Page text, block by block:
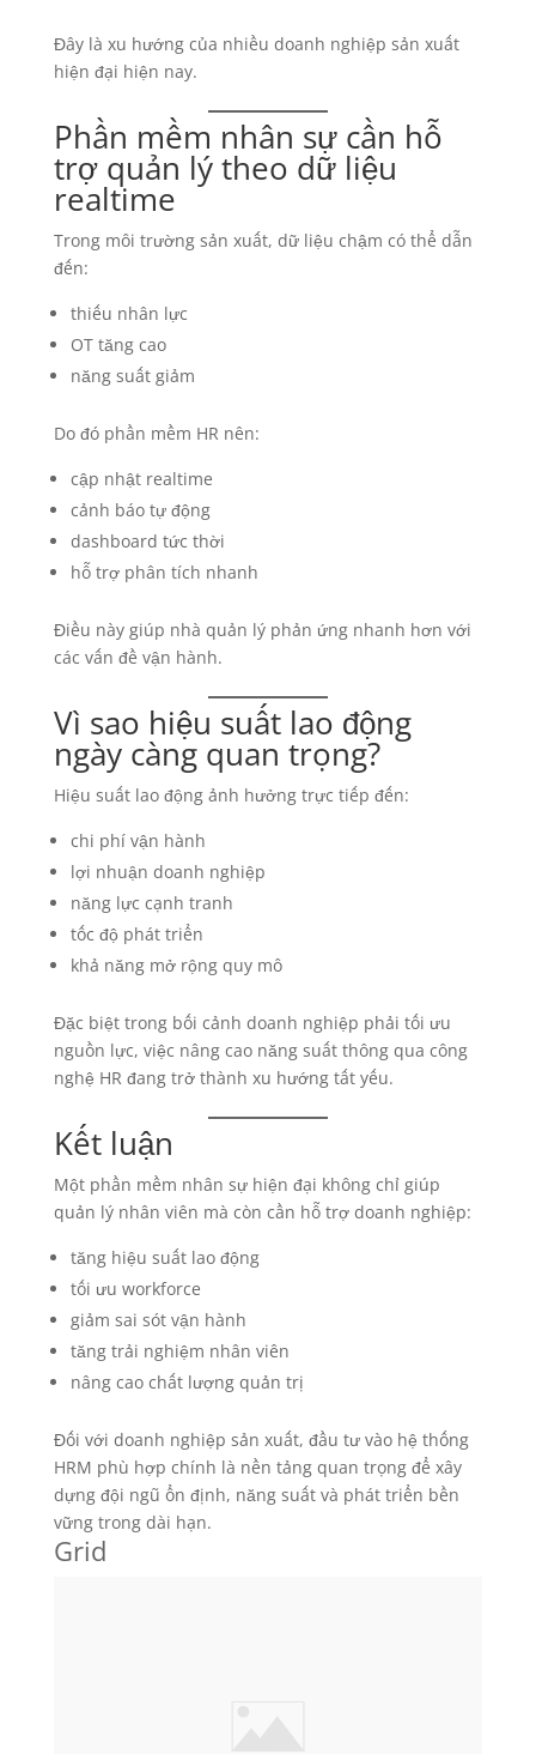
Đây là xu hướng của nhiều doanh nghiệp sản xuất
hiện đại hiện nay.
Phần mềm nhân sự cần hỗ
trợ quản lý theo dữ liệu
realtime
Trong môi trường sản xuất, dữ liệu chậm có thể dẫn
đến:
thiếu nhân lực
OT tăng cao
năng suất giảm
Do đó phần mềm HR nên:
cập nhật realtime
cảnh báo tự động
dashboard tức thời
hỗ trợ phân tích nhanh
Điều này giúp nhà quản lý phản ứng nhanh hơn với
các vấn đề vận hành.
Vì sao hiệu suất lao động
ngày càng quan trọng?
Hiệu suất lao động ảnh hưởng trực tiếp đến:
chi phí vận hành
lợi nhuận doanh nghiệp
năng lực cạnh tranh
tốc độ phát triển
khả năng mở rộng quy mô
Đặc biệt trong bối cảnh doanh nghiệp phải tối ưu
nguồn lực, việc nâng cao năng suất thông qua công
nghệ HR đang trở thành xu hướng tất yếu.
Kết luận
Một phần mềm nhân sự hiện đại không chỉ giúp
quản lý nhân viên mà còn cần hỗ trợ doanh nghiệp:
tăng hiệu suất lao động
tối ưu workforce
giảm sai sót vận hành
tăng trải nghiệm nhân viên
nâng cao chất lượng quản trị
Đối với doanh nghiệp sản xuất, đầu tư vào hệ thống
HRM phù hợp chính là nền tảng quan trọng để xây
dựng đội ngũ ổn định, năng suất và phát triển bền
vững trong dài hạn.
Grid